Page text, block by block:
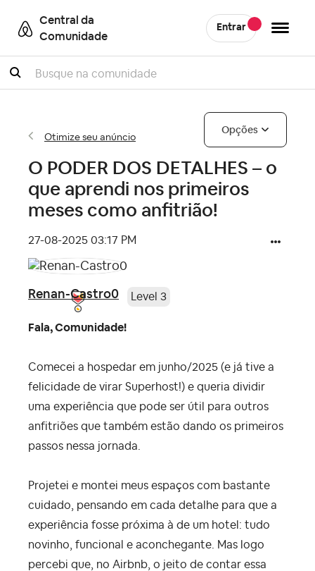
Central da
Comunidade
Entrar
Pesquisar
Otimize seu anúncio
Opções
O PODER DOS DETALHES – o
que aprendi nos primeiros
meses como anfitrião!
‎27-08-2025 03:17 PM
Renan-Castro0 Level 3
Fala, Comunidade!
Comecei a hospedar em junho/2025 (e já tive a
felicidade de virar Superhost!) e queria dividir
uma experiência que pode ser útil para outros
anfitriões que também estão dando os primeiros
passos nessa jornada.
Projetei e montei meus espaços com bastante
cuidado, pensando em cada detalhe para que a
experiência fosse próxima à de um hotel: tudo
novinho, funcional e aconchegante. Mas logo
percebi que, no Airbnb, o jeito de contar essa